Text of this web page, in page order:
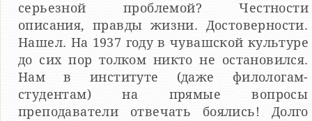
серьезной проблемой? Честности
описания, правды жизни. Достоверности.
Нашел. На 1937 году в чувашской культуре
до сих пор толком никто не остановился.
Нам в институте (даже филологам-
студентам) на прямые вопросы
преподаватели отвечать боялись! Долго